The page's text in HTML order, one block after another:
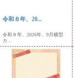
令和８年、20...
令和８年、2026年、9月横型
カ...